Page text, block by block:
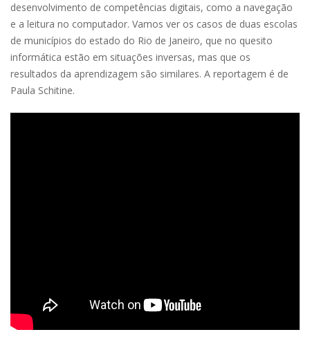
desenvolvimento de competências digitais, como a navegação
e a leitura no computador. Vamos ver os casos de duas escolas
de municípios do estado do Rio de Janeiro, que no quesito
informática estão em situações inversas, mas que os
resultados da aprendizagem são similares. A reportagem é de
Paula Schitine.